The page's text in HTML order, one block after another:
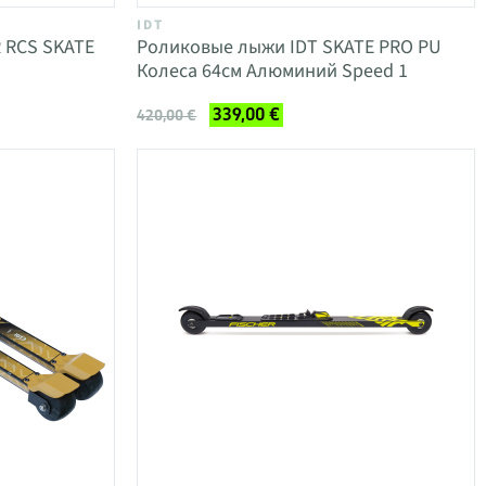
SKATE
IDT
Роликовые лыжи IDT SKATE PRO PU
Колеса 64см Алюминий Speed 1
420,00 € 339,00 €